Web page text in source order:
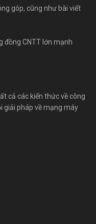
góp, cũng như bài viết
đồng CNTT lớn mạnh
cả các kiến thức về công
giải pháp về mạng máy